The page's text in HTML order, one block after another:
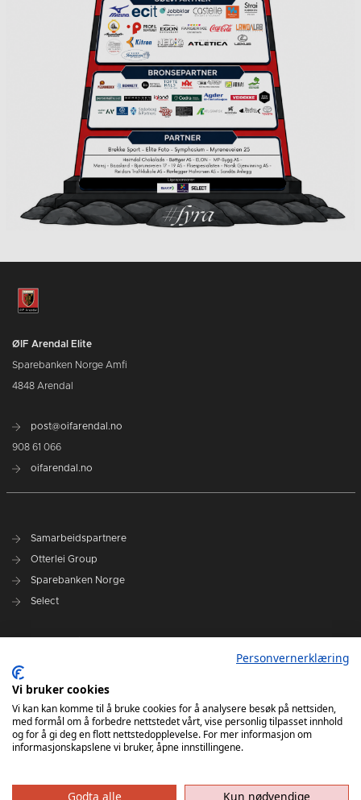
ØIF Arendal Elite
Sparebanken Norge Amfi
4848 Arendal
post@oifarendal.no
908 61 066
oifarendal.no
Samarbeidspartnere
Otterlei Group
Sparebanken Norge
Select
Spillerstall
Administrasjon
Styret
Personvernerklæring
Vi bruker cookies
Vi kan kan komme til å bruke cookies for å analysere besøk på nettsiden,
med formål om å forbedre nettstedet vårt, vise personlig tilpasset innhold
og for å gi deg en flott nettstedopplevelse. For mer informasjon om
informasjonskapslene vi bruker, åpne innstillingene.
Godta alle Kun nødvendige